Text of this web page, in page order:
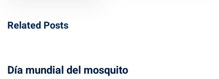
Related Posts
Día mundial del mosquito